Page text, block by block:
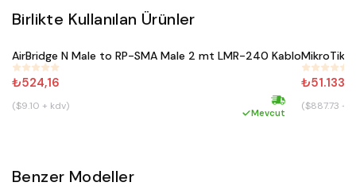
Birlikte Kullanılan Ürünler
#352
Satın Al
AirBridge N Male to RP-SMA Male 2 mt LMR-240 Kablo
₺524,16
($9.10 + kdv) Hızlı kargo
Mevcut
#287
MikroTik
($887.73 +
Benzer Modeller